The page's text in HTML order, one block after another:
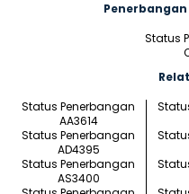
Status
Status Penerbangan
AA3614
Status Penerbangan
AD4395
Status Penerbangan
AS3400